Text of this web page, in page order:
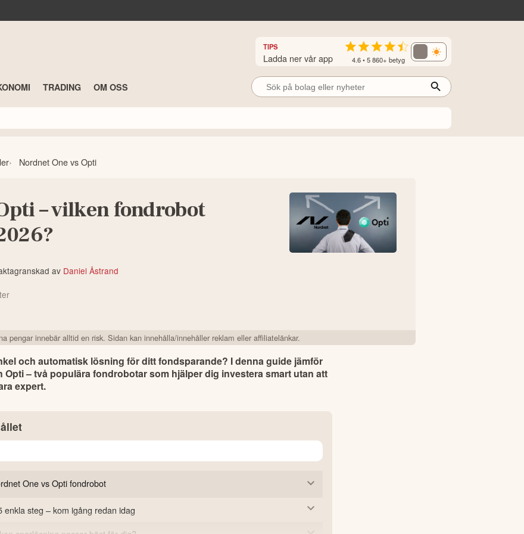
TIPS
Ladda ner vår app 4.6 • 5 860+ betyg
TRADING OM OSS
Nordnet One vs Opti
– vilken fondrobot
av Daniel Åstrand
pengar innebär alltid en risk. Sidan kan innehålla/innehåller reklam eller affiliatelänkar.
och automatisk lösning för ditt fondsparande? I denna guide jämför
Opti – två populära fondrobotar som hjälper dig investera smart utan att
expert.
One vs Opti fondrobot
mellan Nordnet One och Opti?
enkla steg – kom igång redan idag